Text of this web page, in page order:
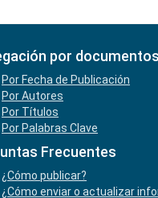
por documentos
Por Fecha de Publicación
Por Autores
Por Títulos
Por Palabras Clave
Frecuentes
¿Cómo publicar?
¿Cómo enviar o actualizar